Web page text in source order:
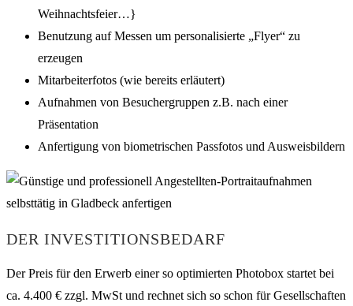
Weihnachtsfeier…}
Benutzung auf Messen um personalisierte „Flyer“ zu
erzeugen
Mitarbeiterfotos (wie bereits erläutert)
Aufnahmen von Besuchergruppen z.B. nach einer
Präsentation
Anfertigung von biometrischen Passfotos und Ausweisbildern
DER INVESTITIONSBEDARF
Der Preis für den Erwerb einer so optimierten Photobox startet bei
ca. 4.400 € zzgl. MwSt und rechnet sich so schon für Gesellschaften